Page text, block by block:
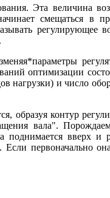
Эта величина
смещаться в
регулирующее
оптимизации
нагрузки) и число
образуя контур
вала".
поднимается вверх и
Если первоначально